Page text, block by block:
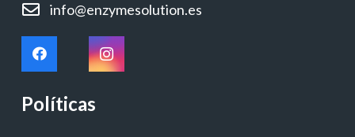
info@enzymesolution.es
Políticas